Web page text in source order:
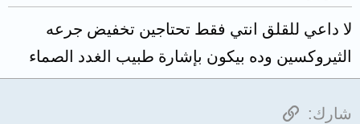
لا داعي للقلق انتي فقط تحتاجين تخفيض جرعه
الثيروكسين وده بيكون بإشارة طبيب الغدد الصماء
شارك: الرابط